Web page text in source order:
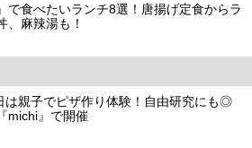
で食べたいランチ8選！唐揚げ定食からラ
、麻辣湯も！
は親子でピザ作り体験！自由研究にも◎
michi』で開催